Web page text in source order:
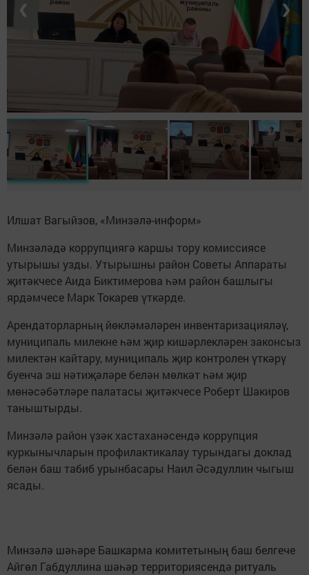
❮ ❯
Илшат Вагыйзов, «Минзәлә-информ»
Минзәләдә коррупциягә каршы тору комиссиясе
утырышы узды. Утырышны район Советы Аппараты
җитәкчесе Аида Биктимерова һәм район башлыгы
ярдәмчесе Марк Токарев үткәрде.
Арендаторларның йөкләмәләрен инвентаризацияләү,
муниципаль милекне һәм җир кишәрлекләрен законсыз
милектән кайтару, муниципаль җир контролен үткәрү
буенча эш нәтиҗәләре белән мөлкәт һәм җир
мөнәсәбәтләре палатасы җитәкчесе Роберт Шакиров
таныштырды.
Минзәлә район үзәк хастаханәсендә коррупция
куркынычларын профилактикалау турындагы доклад
белән баш табиб урынбасары Наил Әсәдуллин чыгыш
ясады.
Минзәлә шәһәре Башкарма комитетының баш белгече
Айгөл Габдуллина шәһәр территориясендә ритуаль